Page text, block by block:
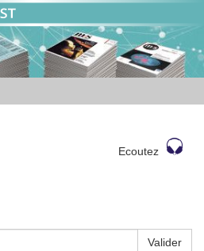
Ecoutez
Valider